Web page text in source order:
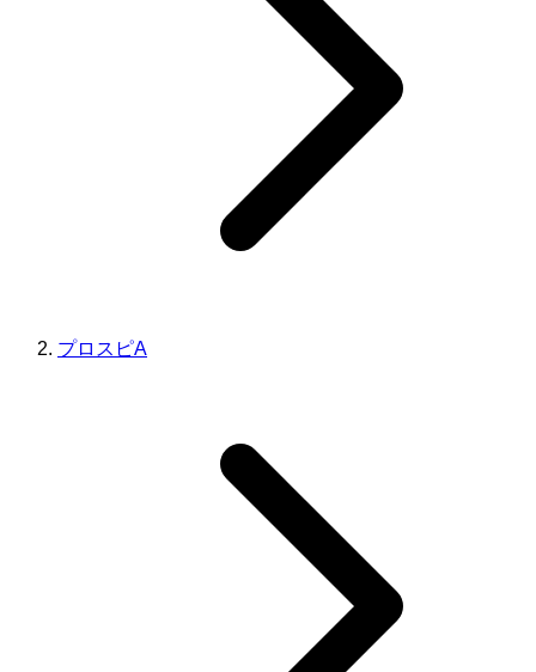
プロスピA